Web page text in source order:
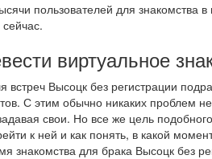
пользователей для знакомства
виртуальное
встреч Высоцк без регистрации
С этим обычно никаких проблем
свои. Но все же цель
к ней и как понять, в какой
знакомства для брака Высоцк без